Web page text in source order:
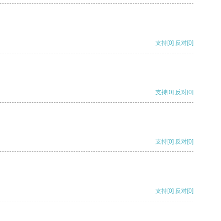
支持[0] 反对[0]
支持[0] 反对[0]
支持[0] 反对[0]
支持[0] 反对[0]